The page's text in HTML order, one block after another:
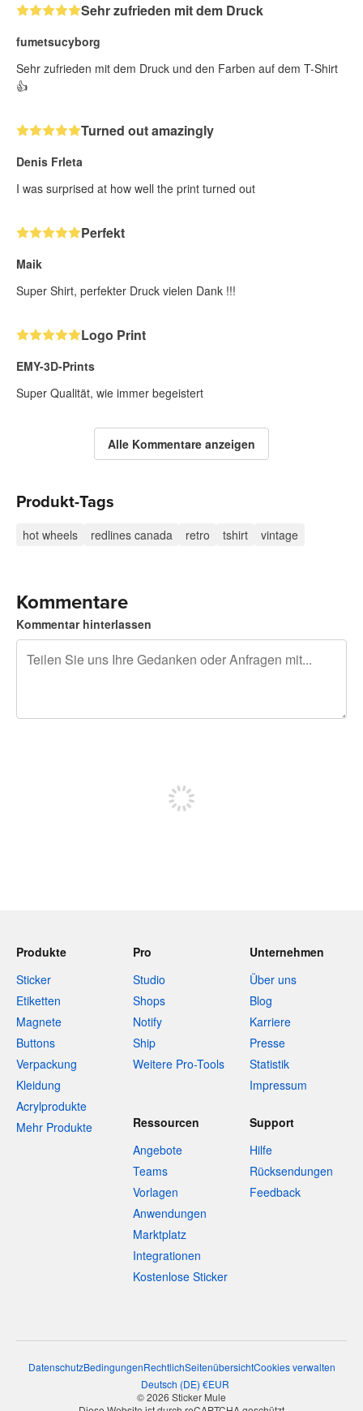
Sehr zufrieden mit dem Druck
fumetsucyborg
Sehr zufrieden mit dem Druck und den Farben auf dem T-Shirt
👍
Turned out amazingly
Denis Frleta
I was surprised at how well the print turned out
Perfekt
Maik
Super Shirt, perfekter Druck vielen Dank !!!
Logo Print
EMY-3D-Prints
Super Qualität, wie immer begeistert
Alle Kommentare anzeigen
Produkt-Tags
hot wheels redlines canada retro tshirt vintage
Kommentare
Kommentar hinterlassen
Produkte
Sticker
Etiketten
Magnete
Buttons
Verpackung
Kleidung
Acrylprodukte
Mehr Produkte
Pro
Studio
Shops
Notify
Ship
Weitere Pro-Tools
Unternehmen
Über uns
Blog
Karriere
Presse
Statistik
Impressum
Ressourcen
Angebote
Teams
Vorlagen
Anwendungen
Marktplatz
Integrationen
Kostenlose Sticker
Support
Hilfe
Rücksendungen
Feedback
DatenschutzBedingungenRechtlichSeitenübersichtCookies verwalten
Deutsch (DE) €EUR
© 2026 Sticker Mule